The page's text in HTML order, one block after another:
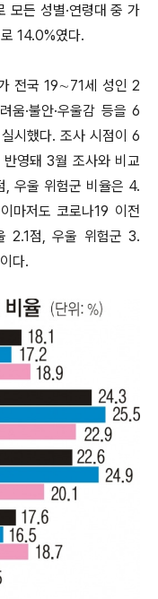
든 성별·연령대 중 가
14.0%였다.
전국 19∼71세 성인 2
움·불안·우울감 등을 6
시했다. 조사 시점이 6
영돼 3월 조사와 비교
우울 위험군 비율은 4.
마저도 코로나19 이전
2.1점, 우울 위험군 3.
다.